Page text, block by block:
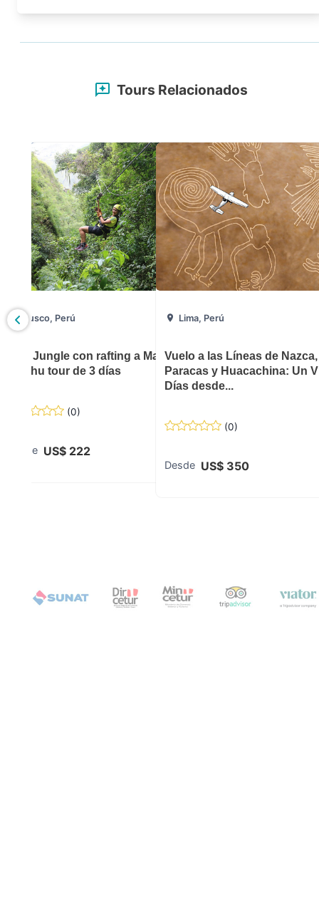
Tours Relacionados
de
Cusco, Perú
Inca Jungle con rafting a Machu
Picchu tour de 3 días
(0)
Desde US$ 222
Lima, Perú
Vuelo a las Líneas de Nazca,
Paracas y Huacachina: Un
Días desde...
(0)
Desde US$ 350